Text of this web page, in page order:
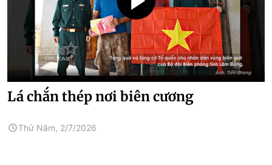
Lá chắn thép nơi biên cương
Thứ Năm, 2/7/2026